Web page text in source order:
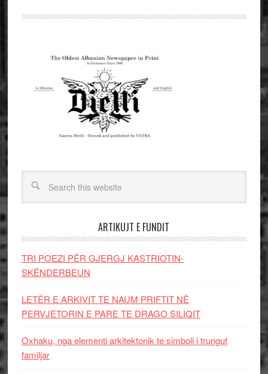
ARTIKUJT E FUNDIT
TRI POEZI PËR GJERGJ KASTRIOTIN-
SKËNDERBEUN
LETËR E ARKIVIT TE NAUM PRIFTIT NË
PERVJETORIN E PARE TE DRAGO SILIQIT
Oxhaku, nga elementi arkitektonik te simboli i trungut
familjar